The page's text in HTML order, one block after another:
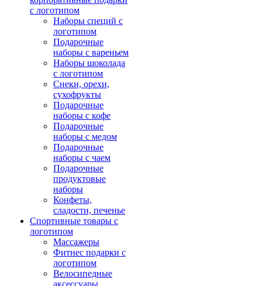
с логотипом
Наборы специй с
логотипом
Подарочные
наборы с вареньем
Наборы шоколада
с логотипом
Снеки, орехи,
сухофрукты
Подарочные
наборы с кофе
Подарочные
наборы с медом
Подарочные
наборы с чаем
Подарочные
продуктовые
наборы
Конфеты,
сладости, печенье
Спортивные товары с
логотипом
Массажеры
Фитнес подарки с
логотипом
Велосипедные
аксессуары